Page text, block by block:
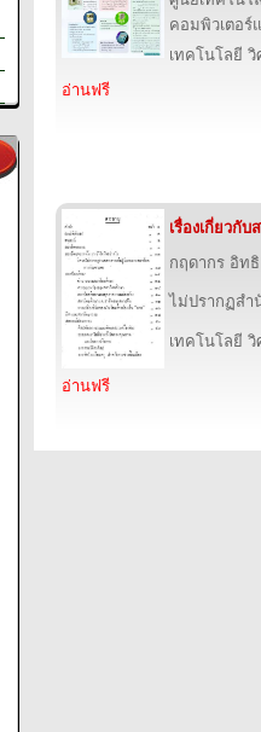
คอมพิวเตอร์
เทคโนโลยี
อ่านฟรี
เรื่องเกี่ยวกั
กฤดากร อิท
ไม่ปรากฏส
เทคโนโลยี
อ่านฟรี